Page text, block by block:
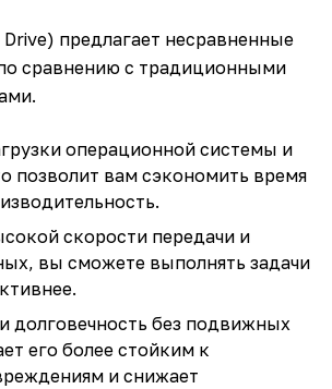
предлагает несравненные
сравнению с традиционными
операционной системы и
позволит вам сэкономить время
скорости передачи и
вы сможете выполнять задачи
долговечность без подвижных
его более стойким к
и снижает